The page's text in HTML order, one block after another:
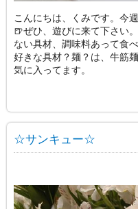
こんにちは、くみです。今
🍺ぜひ、遊びに来て下さい
ない具材、調味料あって食
好きな具材？麺？は、牛筋
気に入ってます。
☆サンキュー☆